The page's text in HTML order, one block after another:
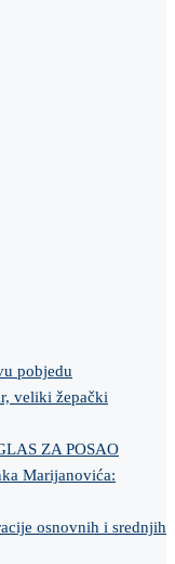
pobjedu
veliki žepački
ZA POSAO
Marijanovića:
osnovnih i srednjih